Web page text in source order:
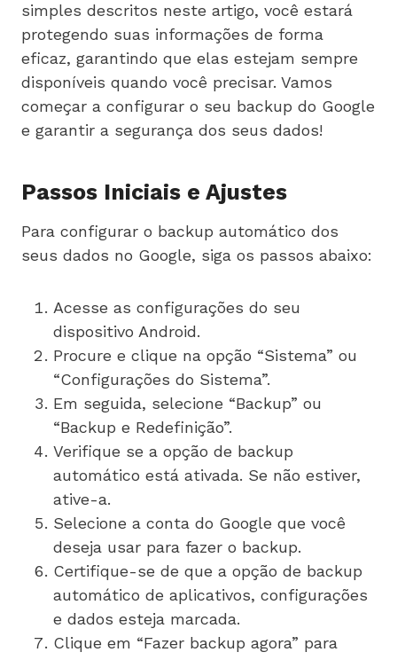
simples descritos neste artigo, você estará
protegendo suas informações de forma
eficaz, garantindo que elas estejam sempre
disponíveis quando você precisar. Vamos
começar a configurar o seu backup do Google
e garantir a segurança dos seus dados!
Passos Iniciais e Ajustes
Para configurar o backup automático dos
seus dados no Google, siga os passos abaixo:
Acesse as configurações do seu
dispositivo Android.
Procure e clique na opção “Sistema” ou
“Configurações do Sistema”.
Em seguida, selecione “Backup” ou
“Backup e Redefinição”.
Verifique se a opção de backup
automático está ativada. Se não estiver,
ative-a.
Selecione a conta do Google que você
deseja usar para fazer o backup.
Certifique-se de que a opção de backup
automático de aplicativos, configurações
e dados esteja marcada.
Clique em “Fazer backup agora” para